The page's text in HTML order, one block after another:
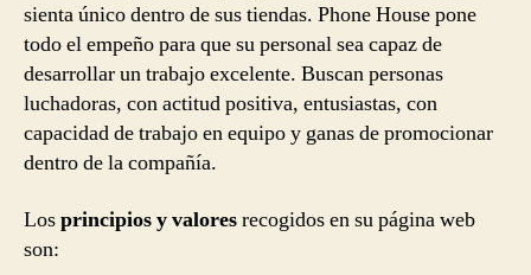
sienta único dentro de sus tiendas. Phone House pone
todo el empeño para que su personal sea capaz de
desarrollar un trabajo excelente. Buscan personas
luchadoras, con actitud positiva, entusiastas, con
capacidad de trabajo en equipo y ganas de promocionar
dentro de la compañía.
Losprincipios y valoresrecogidos en su página web
son: